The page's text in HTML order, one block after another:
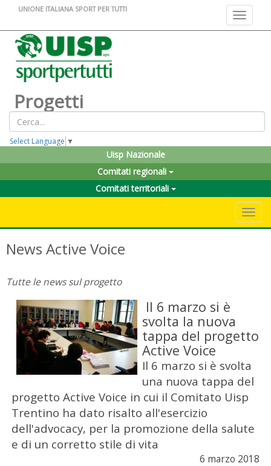
Toggle
UNIONE ITALIANA SPORT PER TUTTI
Progetti
Select Language ▼
Uisp Nazionale
Comitati regionali
Comitati territoriali
News Active Voice
Tutte le news sul progetto
Il 6 marzo si è
svolta la nuova
tappa del progetto
Active Voice
Il 6 marzo si è svolta
una nuova tappa del
progetto Active Voice in cui il Comitato Uisp
Trentino ha dato risalto all'esercizio
dell'advocacy, per la promozione della salute
e di un corretto stile di vita
6 marzo 2018